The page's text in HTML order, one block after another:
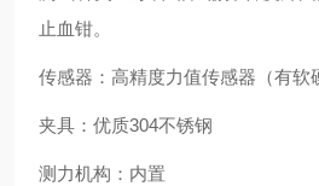
止血钳。
传感器：高精度力值传感器（有软
夹具：优质304不锈钢
测力机构：内置